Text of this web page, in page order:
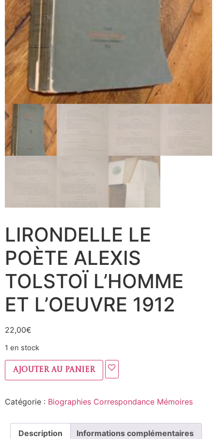
LIRONDELLE LE
POÈTE ALEXIS
TOLSTOÏ L’HOMME
ET L’OEUVRE 1912
22,00€
1 en stock
Ajouter au panier
Catégorie : Biographies Correspondance Mémoires
Description Informations complémentaires